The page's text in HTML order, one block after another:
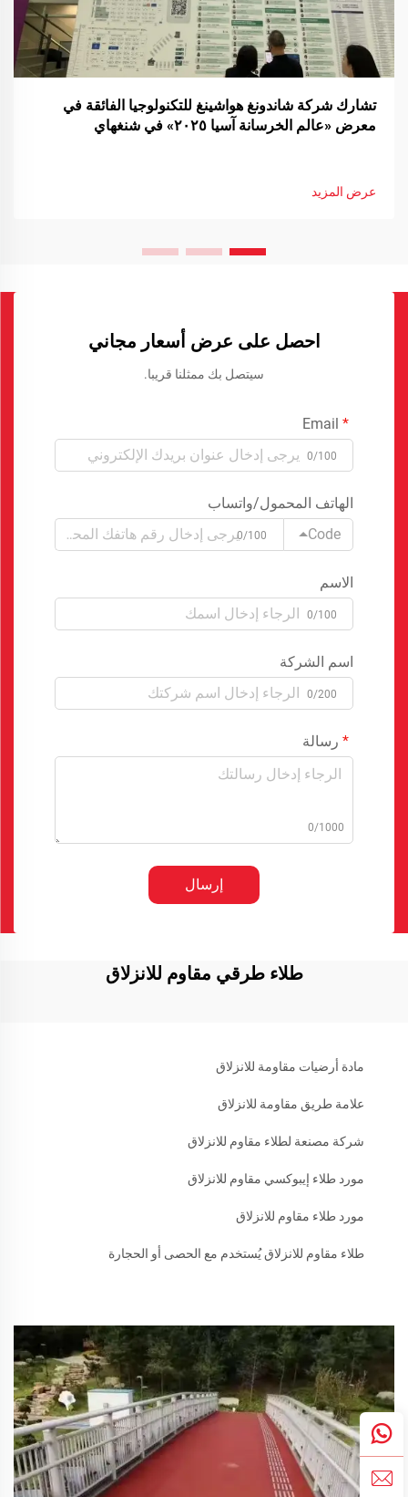
تشارك شركة شاندونغ هواشينغ للتكنولوجيا الفائقة في
معرض «عالم الخرسانة آسيا ٢٠٢٥» في شنغهاي
عرض المزيد
احصل على عرض أسعار مجاني
سيتصل بك ممثلنا قريبا.
0/100
الهاتف المحمول/واتساب
Code
0/100
الاسم
0/100
اسم الشركة
0/200
رسالة
0/1000
إرسال
طلاء طرقي مقاوم للانزلاق
مادة أرضيات مقاومة للانزلاق
علامة طريق مقاومة للانزلاق
شركة مصنعة لطلاء مقاوم للانزلاق
مورد طلاء إيبوكسي مقاوم للانزلاق
مورد طلاء مقاوم للانزلاق
طلاء مقاوم للانزلاق يُستخدم مع الحصى أو الحجارة